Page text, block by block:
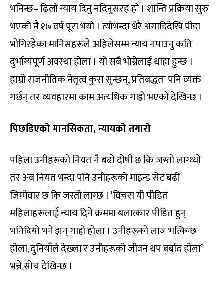
भनिन्छ– ढिलो न्याय दिनु नदिनुसरह हो । शान्ति प्रक्रिया सुरु
भएको नै १७ वर्ष पूरा भयो । त्योभन्दा धेरै अगाडिदेखि पीडा
भोगिरहेका मानिसहरूले अहिलेसम्म न्याय नपाउनु कति
दुर्भाग्यपूर्ण अवस्था होला । यो सबै भोग्नेलाई थाहा हुन्छ ।
हाम्रो राजनीतिक नेतृत्व कुरा सुन्छन्, प्रतिबद्धता पनि व्यक्त
गर्छन् तर व्यवहारमा काम अत्यधिक गाह्रो भएको देखिन्छ ।
पिछडिएको मानसिकता, न्यायको तगारो
पहिला उनीहरूको नियत नै बढी दोषी छ कि जस्तो लाग्थ्यो
तर अब नियत भन्दा पनि उनीहरूको माइन्ड सेट बढी
जिम्मेवार छ कि जस्तो लाग्छ । ‘विचरा यी पीडित
महिलाहरूलाई न्याय दिने क्रममा बलात्कार पीडित हुन्
भनिदियो भने झन् गाह्रो होला । उनीहरूको लाज भत्किन्छ
होला, दुनियाँले देख्ला र उनीहरूको जीवन थप बर्बाद होला’
भन्ने सोच देखिन्छ ।